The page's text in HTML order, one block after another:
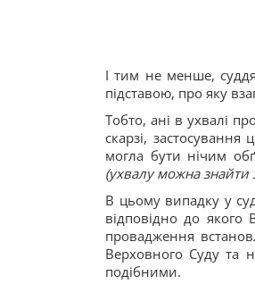
І тим не менше,
підставою, про яку
Тобто, ані в ухвалі
скарзі,
могла бути нічим
(ухвалу можна знайти
В цьому випадку у
відповідно до якого
провадження
Верховного Суду та
подібними.